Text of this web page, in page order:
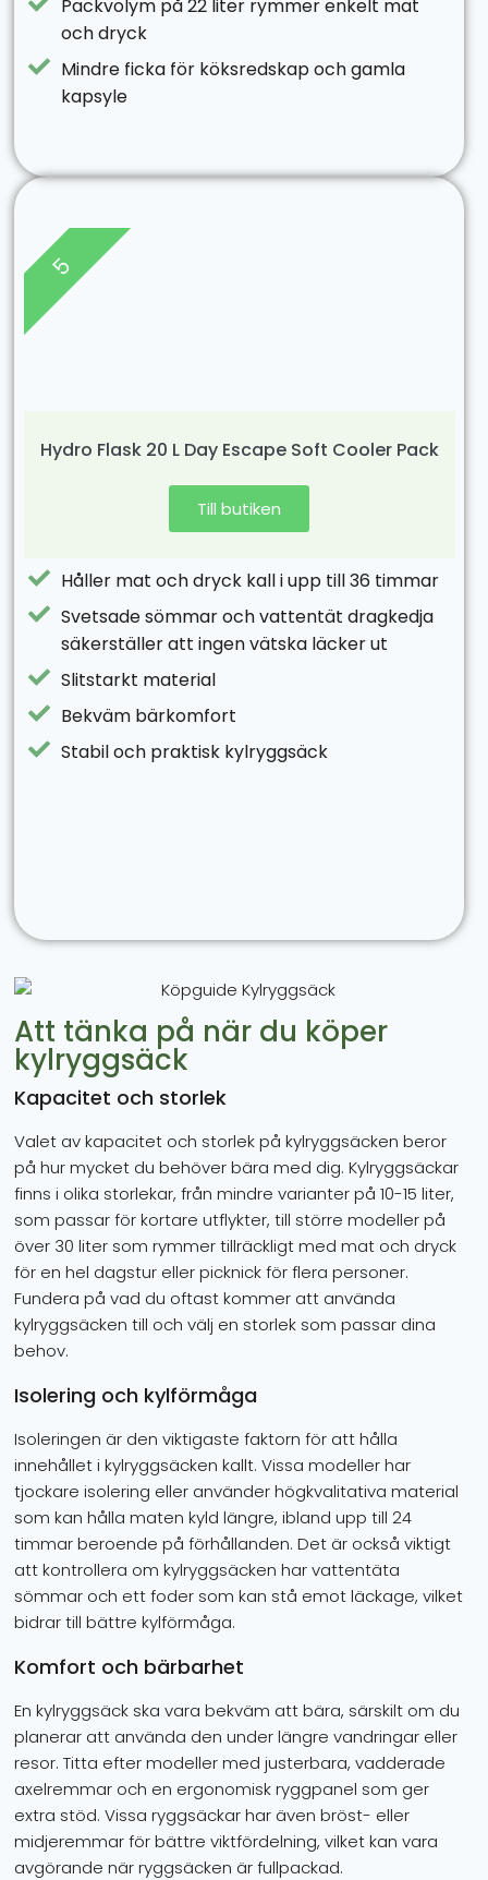
Packvolym på 22 liter rymmer enkelt mat
och dryck
Mindre ficka för köksredskap och gamla
kapsyle
Hydro Flask 20 L Day Escape Soft Cooler Pack
Till butiken
5
Håller mat och dryck kall i upp till 36 timmar
Svetsade sömmar och vattentät dragkedja
säkerställer att ingen vätska läcker ut
Slitstarkt material
Bekväm bärkomfort
Stabil och praktisk kylryggsäck
Att tänka på när du köper
kylryggsäck
Kapacitet och storlek
Valet av kapacitet och storlek på kylryggsäcken beror
på hur mycket du behöver bära med dig. Kylryggsäckar
finns i olika storlekar, från mindre varianter på 10-15 liter,
som passar för kortare utflykter, till större modeller på
över 30 liter som rymmer tillräckligt med mat och dryck
för en hel dagstur eller picknick för flera personer.
Fundera på vad du oftast kommer att använda
kylryggsäcken till och välj en storlek som passar dina
behov.
Isolering och kylförmåga
Isoleringen är den viktigaste faktorn för att hålla
innehållet i kylryggsäcken kallt. Vissa modeller har
tjockare isolering eller använder högkvalitativa material
som kan hålla maten kyld längre, ibland upp till 24
timmar beroende på förhållanden. Det är också viktigt
att kontrollera om kylryggsäcken har vattentäta
sömmar och ett foder som kan stå emot läckage, vilket
bidrar till bättre kylförmåga.
Komfort och bärbarhet
En kylryggsäck ska vara bekväm att bära, särskilt om du
planerar att använda den under längre vandringar eller
resor. Titta efter modeller med justerbara, vadderade
axelremmar och en ergonomisk ryggpanel som ger
extra stöd. Vissa ryggsäckar har även bröst- eller
midjeremmar för bättre viktfördelning, vilket kan vara
avgörande när ryggsäcken är fullpackad.